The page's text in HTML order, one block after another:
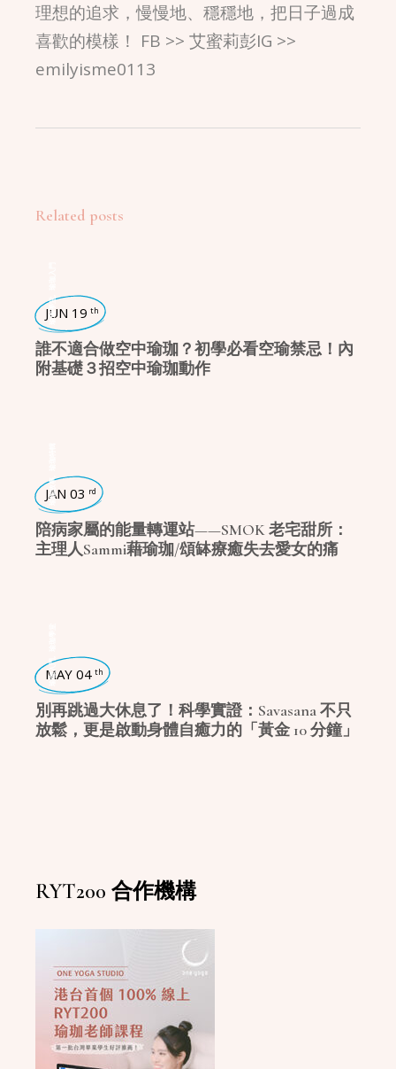
RYT200 合作機構
理想的追求，慢慢地、穩穩地，把日子過成
喜歡的模樣！ FB >> 艾蜜莉彭IG >>
emilyisme0113
Related posts
瑜珈學堂
JUN 19 th
誰不適合做空中瑜珈？初學必看空瑜禁忌！內
附基礎３招空中瑜珈動作
瑜珈故事
JAN 03 rd
陪病家屬的能量轉運站——SMOK 老宅甜所：
主理人Sammi藉瑜珈/頌缽療癒失去愛女的痛
瑜珈入門
MAY 04 th
別再跳過大休息了！科學實證：Savasana 不只
放鬆，更是啟動身體自癒力的「黃金 10 分鐘」